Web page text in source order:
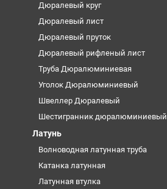
Дюралевый круг
Дюралевый лист
Дюралевый пруток
Дюралевый рифленый лист
Труба Дюралюминиевая
Уголок Дюралюминиевый
Швеллер Дюралевый
Шестигранник дюралюминиевый
Латунь
Волноводная латунная труба
Катанка латунная
Латунная втулка